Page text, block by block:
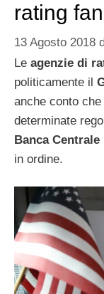
rating
13 Agosto 2018
Le agenzie di
politicamente il
anche conto
determinate
Banca Centrale
in ordine.